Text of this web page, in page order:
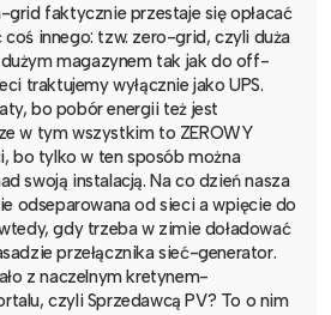
grid faktycznie przestaje się opłacać
coś innego: tzw. zero-grid, czyli duża
magazynem tak jak do off-
traktujemy wyłącznie jako UPS.
bo pobór energii też jest
w tym wszystkim to ZEROWY
bo tylko w ten sposób można
swoją instalacją. Na co dzień nasza
odseparowana od sieci a wpięcie do
gdy trzeba w zimie doładować
przełącznika sieć-generator.
z naczelnym kretynem-
czyli Sprzedawcą PV? To o nim